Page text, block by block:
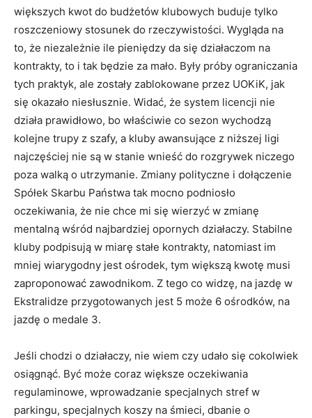
większych kwot do budżetów klubowych buduje tylko
roszczeniowy stosunek do rzeczywistości. Wygląda na
to, że niezależnie ile pieniędzy da się działaczom na
kontrakty, to i tak będzie za mało. Były próby ograniczania
tych praktyk, ale zostały zablokowane przez UOKiK, jak
się okazało niesłusznie. Widać, że system licencji nie
działa prawidłowo, bo właściwie co sezon wychodzą
kolejne trupy z szafy, a kluby awansujące z niższej ligi
najczęściej nie są w stanie wnieść do rozgrywek niczego
poza walką o utrzymanie. Zmiany polityczne i dołączenie
Spółek Skarbu Państwa tak mocno podniosło
oczekiwania, że nie chce mi się wierzyć w zmianę
mentalną wśród najbardziej opornych działaczy. Stabilne
kluby podpisują w miarę stałe kontrakty, natomiast im
mniej wiarygodny jest ośrodek, tym większą kwotę musi
zaproponować zawodnikom. Z tego co widzę, na jazdę w
Ekstralidze przygotowanych jest 5 może 6 ośrodków, na
jazdę o medale 3.
Jeśli chodzi o działaczy, nie wiem czy udało się cokolwiek
osiągnąć. Być może coraz większe oczekiwania
regulaminowe, wprowadzanie specjalnych stref w
parkingu, specjalnych koszy na śmieci, dbanie o